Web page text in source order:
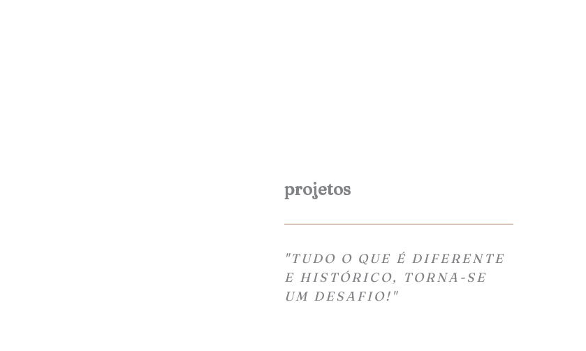
projetos
"TUDO O QUE É DIFERENTE
E HISTÓRICO, TORNA-SE
UM DESAFIO!"